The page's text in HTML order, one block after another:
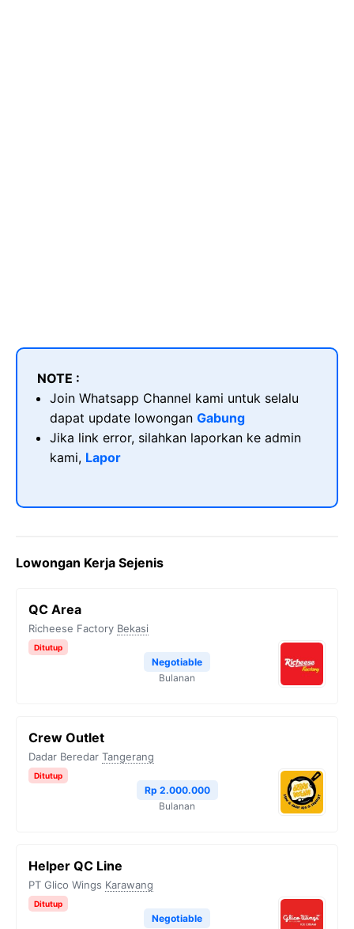
NOTE :
Join Whatsapp Channel kami untuk selalu
dapat update lowongan Gabung
Jika link error, silahkan laporkan ke admin
kami, Lapor
Lowongan Kerja Sejenis
QC Area
Richeese Factory Bekasi
Ditutup
Negotiable
Bulanan
Crew Outlet
Dadar Beredar Tangerang
Ditutup
Rp 2.000.000
Bulanan
Helper QC Line
PT Glico Wings Karawang
Ditutup
Negotiable